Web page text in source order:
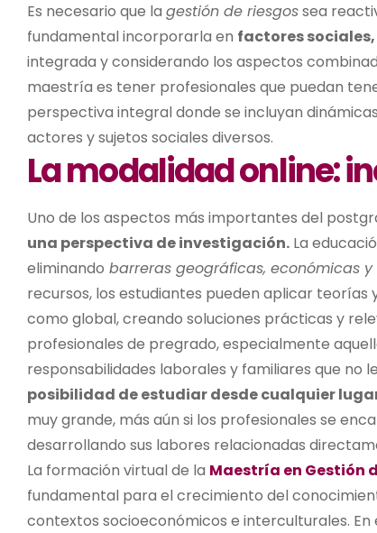
Es necesario que la gestión de riesgossea
fundamental incorporarla en factores
integrada y considerando los aspectos
maestría es tener profesionales que puedan
perspectiva integral donde se incluyan
actores y sujetos sociales diversos.
La modalidad online:
Uno de los aspectos más importantes del
una perspectiva de investigación. La
eliminando barreras geográficas, económicas
recursos, los estudiantes pueden aplicar
como global, creando soluciones prácticas y
profesionales de pregrado, especialmente
responsabilidades laborales y familiares que no
posibilidad de estudiar desde cualquier
muy grande, más aún si los profesionales se
desarrollando sus labores relacionadas
La formación virtual de la Maestría en Gestión
fundamental para el crecimiento del
contextos socioeconómicos e interculturales. En